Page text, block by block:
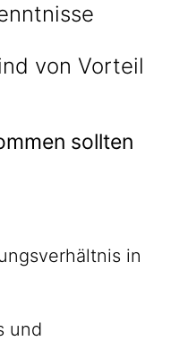
von Vorteil
sollten
in
und